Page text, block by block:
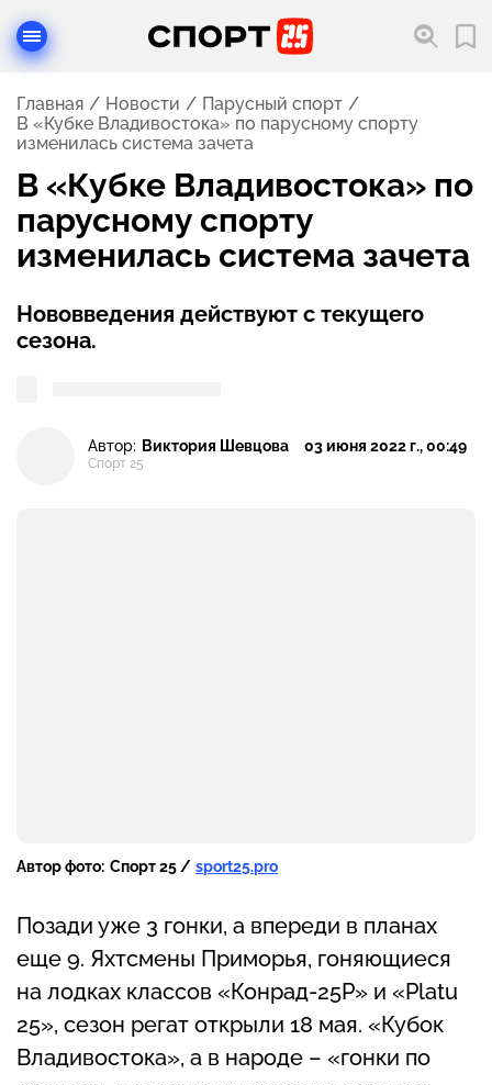
Главная Новости
Парусный спорт
В «Кубке Владивостока» по парусному спорту
изменилась система зачета
В «Кубке Владивостока» по
парусному спорту
изменилась система зачета
Нововведения действуют с текущего
сезона.
Автор: Виктория Шевцова
Спорт 25
03 июня 2022 г., 00:49
Автор фото: Спорт 25 / sport25.pro
Позади уже 3 гонки, а впереди в планах
еще 9. Яхтсмены Приморья, гоняющиеся
на лодках классов «Конрад-25Р» и «Platu
25», сезон регат открыли 18 мая. «Кубок
Владивостока», а в народе – «гонки по